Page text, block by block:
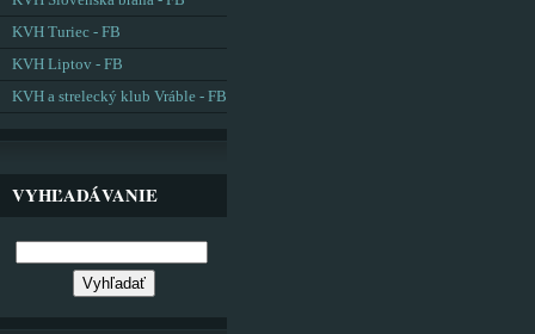
KVH Turiec - FB
KVH Liptov - FB
KVH a strelecký klub Vráble - FB
VYHĽADÁVANIE